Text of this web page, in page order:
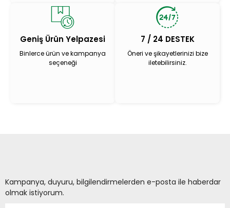
Geniş Ürün Yelpazesi
Binlerce ürün ve kampanya
seçeneği
7 / 24 DESTEK
Öneri ve şikayetlerinizi bize
iletebilirsiniz.
Kampanya, duyuru, bilgilendirmelerden e-posta ile haberdar
olmak istiyorum.